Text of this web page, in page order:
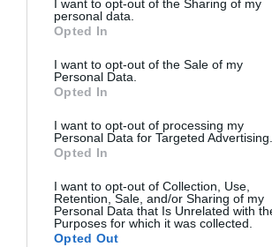
I want to opt-out of the Sharing of my
personal data.
Opted In
I want to opt-out of the Sale of my
Personal Data.
Opted In
I want to opt-out of processing my
Personal Data for Targeted Advertising.
Opted In
I want to opt-out of Collection, Use,
Retention, Sale, and/or Sharing of my
Personal Data that Is Unrelated with
Purposes for which it was collected.
Opted Out
Σκλαβενίτης είναι μια υγιής και
με θέση leader στην αγορά. Θα ήταν
χρησιμοποιήσει αυτή τη δύναμη με
γενικότερο καλό.
, γιατί πραγματικά η κατάσταση
Η ακρίβεια, ο πληθωρισμός έχουν